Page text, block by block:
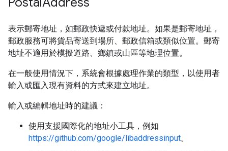
表示郵寄地址，如郵政快遞或付款地址。如果是郵寄地址，
郵政服務可將貨品寄送到場所、郵政信箱或類似位置。郵寄
地址不適用於模擬道路、鄉鎮或山區等地理位置。
在一般使用情況下，系統會根據處理作業的類型，以使用者
輸入或匯入現有資料的方式來建立地址。
輸入或編輯地址時的建議：
使用支援國際化的地址小工具，例如
https://github.com/google/libaddressinput。